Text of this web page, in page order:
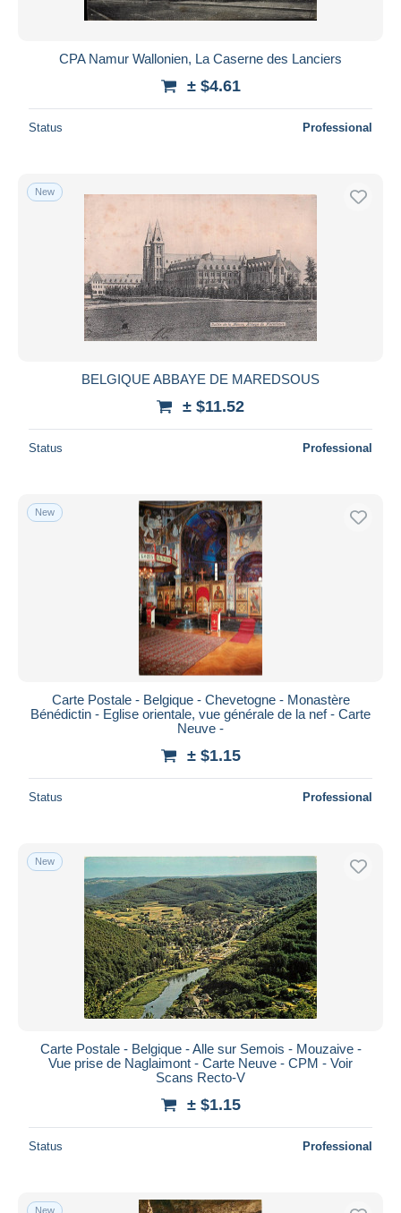
CPA Namur Wallonien, La Caserne des Lanciers
± $4.61
Status Professional
New
BELGIQUE ABBAYE DE MAREDSOUS
± $11.52
Status Professional
New
Carte Postale - Belgique - Chevetogne - Monastère
Bénédictin - Eglise orientale, vue générale de la nef - Carte
Neuve -
± $1.15
Status Professional
New
Carte Postale - Belgique - Alle sur Semois - Mouzaive -
Vue prise de Naglaimont - Carte Neuve - CPM - Voir
Scans Recto-V
± $1.15
Status Professional
New